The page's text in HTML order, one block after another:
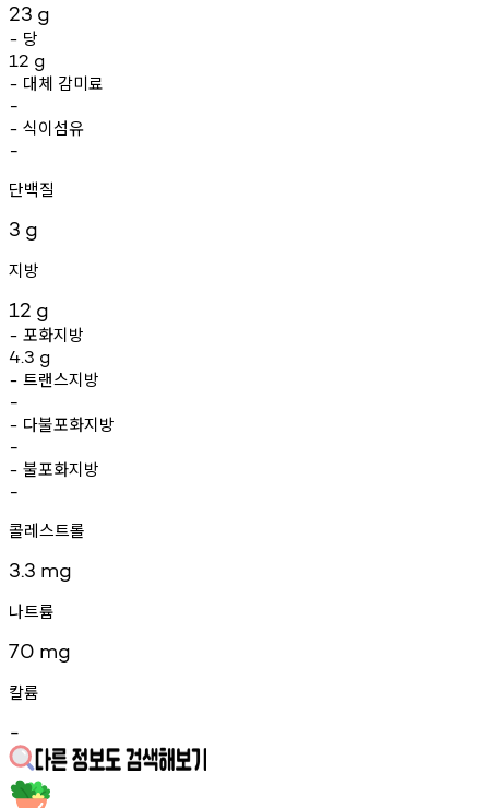
23 g
- 당
12 g
- 대체 감미료
-
- 식이섬유
-
단백질
3 g
지방
12 g
- 포화지방
4.3 g
- 트랜스지방
-
- 다불포화지방
-
- 불포화지방
-
콜레스트롤
3.3 mg
나트륨
70 mg
칼륨
-